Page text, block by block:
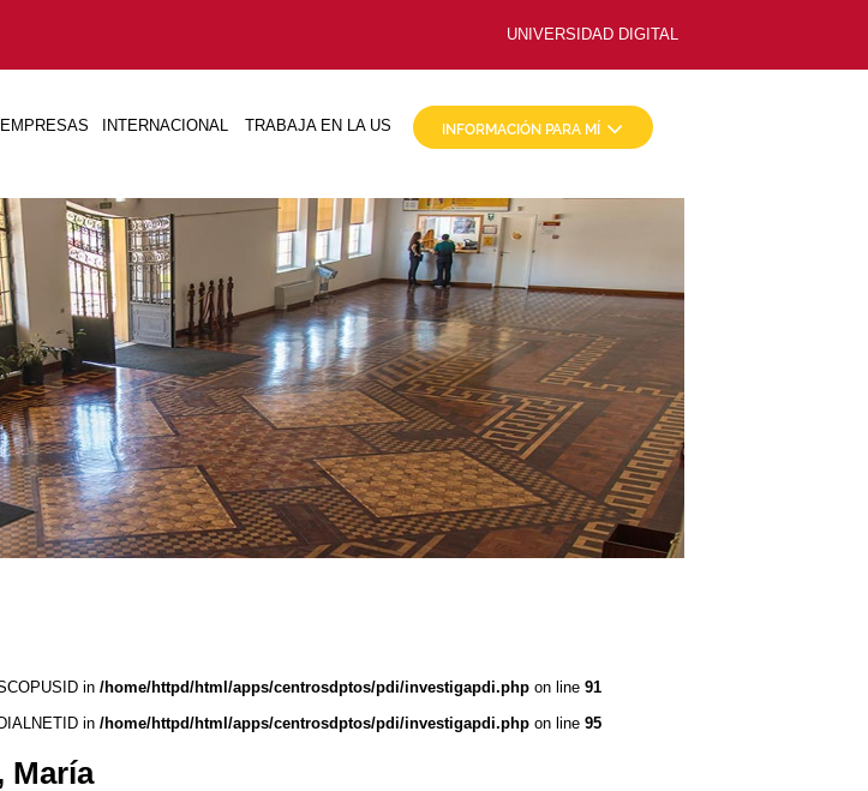
UNIVERSIDAD DIGITAL
EMPRESAS INTERNACIONAL TRABAJA EN LA US
in /home/httpd/html/apps/centrosdptos/pdi/investigapdi.php on line 91
in /home/httpd/html/apps/centrosdptos/pdi/investigapdi.php on line 95
María